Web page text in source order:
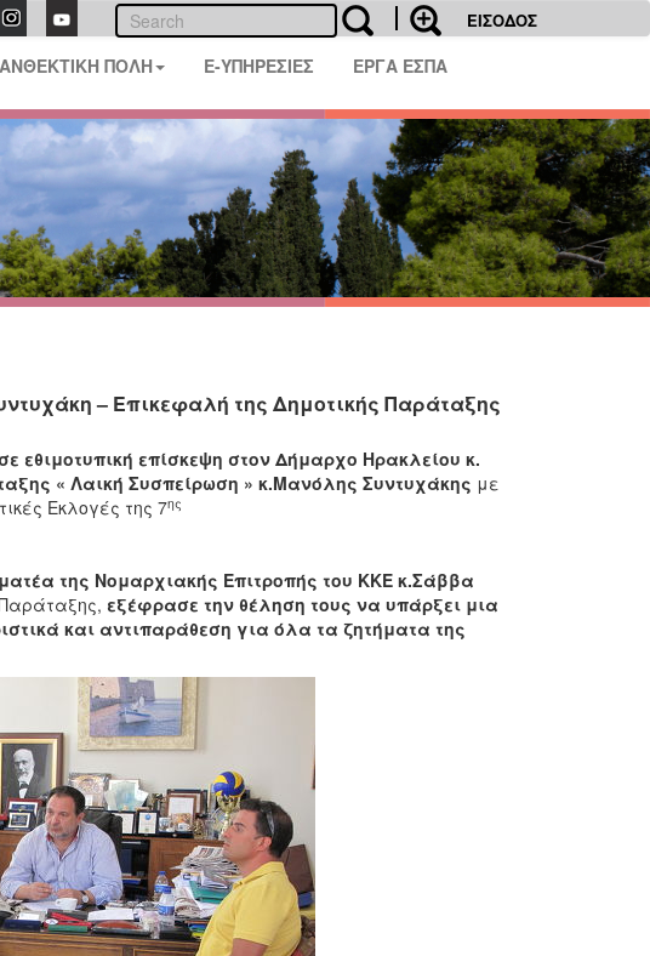
ΕΙΣΟΔΟΣ
ΑΝΘΕΚΤΙΚΗ ΠΟΛΗ E-ΥΠΗΡΕΣΙΕΣ ΕΡΓΑ ΕΣΠΑ
– Επικεφαλή της Δημοτικής Παράταξης
επίσκεψη στον Δήμαρχο Ηρακλείου κ.
« Λαική Συσπείρωση » κ.Μανόλης Συντυχάκης με
Εκλογές της 7ης
της Νομαρχιακής Επιτροπής του ΚΚΕ κ.Σάββα
εξέφρασε την θέληση τους να υπάρξει μια
και αντιπαράθεση για όλα τα ζητήματα της